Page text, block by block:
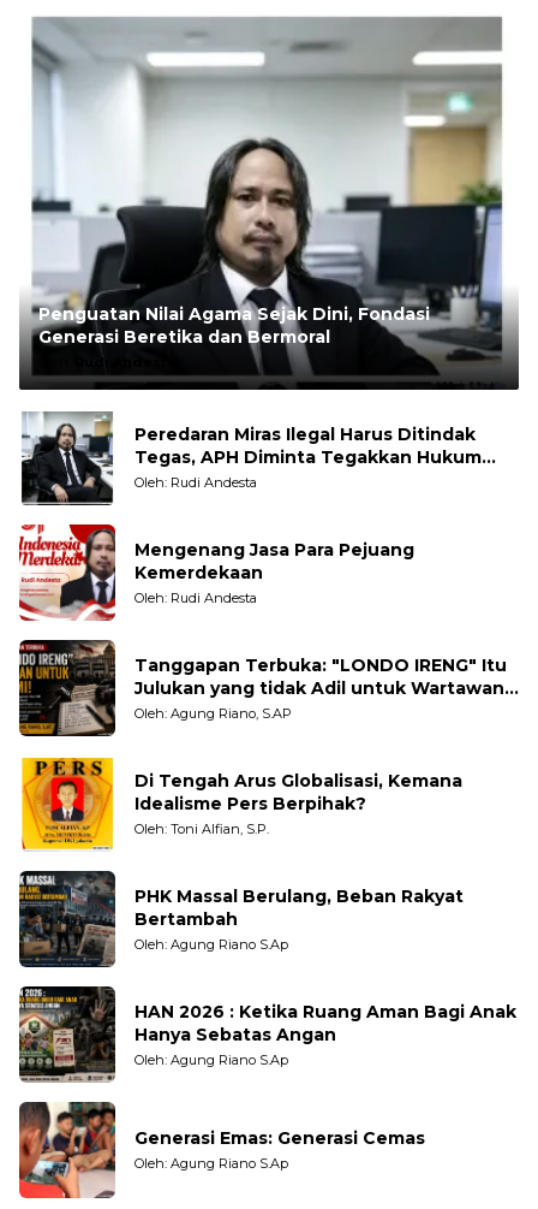
Penguatan Nilai Agama Sejak Dini, Fondasi
Generasi Beretika dan Bermoral
Rudi Andesta
Peredaran Miras Ilegal Harus Ditindak
Tegas, APH Diminta Tegakkan Hukum
Tanpa Pandang Bulu
Oleh: Rudi Andesta
Mengenang Jasa Para Pejuang
Kemerdekaan
Oleh: Rudi Andesta
Tanggapan Terbuka: "LONDO IRENG" Itu
Julukan yang tidak Adil untuk Wartawan,
Pengamat dan LSM
Oleh: Agung Riano, S.AP
Di Tengah Arus Globalisasi, Kemana
Idealisme Pers Berpihak?
Oleh: Toni Alfian, S.P.
PHK Massal Berulang, Beban Rakyat
Bertambah
Oleh: Agung Riano S.Ap
HAN 2026 : Ketika Ruang Aman Bagi Anak
Hanya Sebatas Angan
Oleh: Agung Riano S.Ap
Generasi Emas: Generasi Cemas
Oleh: Agung Riano S.Ap